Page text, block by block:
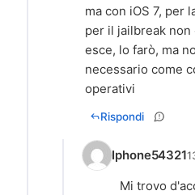
ma con iOS 7, per
per il jailbreak non
esce, lo farò, ma
necessario come
operativi
Rispondi
Iphone54321
Mi trovo